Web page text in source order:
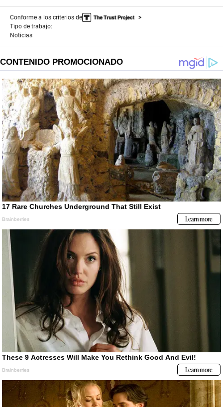
Conforme a los criterios de
Tipo de trabajo:
Noticias